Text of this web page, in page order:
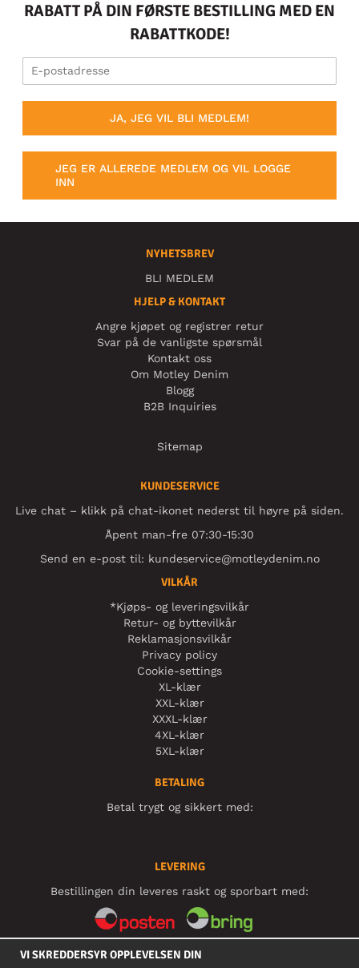
RABATT PÅ DIN FØRSTE BESTILLING MED EN
RABATTKODE!
JA, JEG VIL BLI MEDLEM!
JEG ER ALLEREDE MEDLEM OG VIL LOGGE
INN
NYHETSBREV
BLI MEDLEM
HJELP & KONTAKT
Angre kjøpet og registrer retur
Svar på de vanligste spørsmål
Kontakt oss
Om Motley Denim
Blogg
B2B Inquiries
Sitemap
KUNDESERVICE
Live chat – klikk på chat-ikonet nederst til høyre på siden.
Åpent man-fre 07:30-15:30
Send en e-post til: kundeservice@motleydenim.no
VILKÅR
*Kjøps- og leveringsvilkår
Retur- og byttevilkår
Reklamasjonsvilkår
Privacy policy
Cookie-settings
XL-klær
XXL-klær
XXXL-klær
4XL-klær
5XL-klær
BETALING
Betal trygt og sikkert med:
LEVERING
Bestillingen din leveres raskt og sporbart med:
SOSIALE MEDIER
VI SKREDDERSYR OPPLEVELSEN DIN